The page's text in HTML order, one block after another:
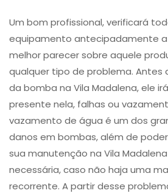
Um bom profissional, verificará
equipamento antecipadamente
melhor parecer sobre aquele
qualquer tipo de problema. Antes
da bomba na Vila Madalena, ele
presente nela, falhas ou
vazamento de água é um dos
danos em bombas, além de
sua manutenção na Vila
necessária, caso não haja uma
recorrente. A partir desse